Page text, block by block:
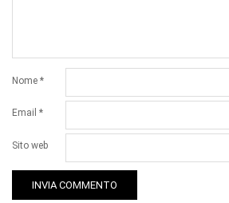
Nome *
Email *
Sito web